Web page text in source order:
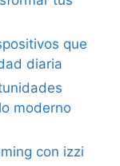
que
diaria
moderno
con izzi